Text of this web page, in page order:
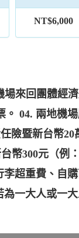
NT$6,000
來回團體經
04. 兩地機
險暨新台幣20
幣300元（例
超重費、自
一大人或一